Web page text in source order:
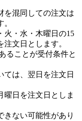
を混同しての注文は
火・水・木曜日の15
文日とします。
ることが受付条件と
ては、翌日を注文日
曜日を注文日としま
きない可能性があり